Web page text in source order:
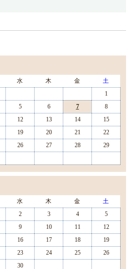
水 木 金
土
1
5 6 7
8
12 13 14
15
19 20 21
22
26 27 28
29
水 木 金
土
2 3 4
5
9 10 11
12
16 17 18
19
23 24 25
26
30